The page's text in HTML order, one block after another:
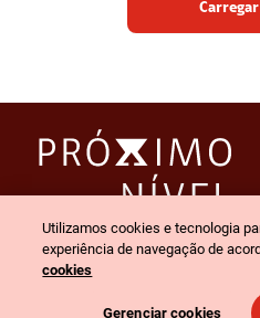
© 2026 Claro empresas.
Utilizamos cookies e tecnologia
experiência de navegação de
cookies
Gerenciar cookies